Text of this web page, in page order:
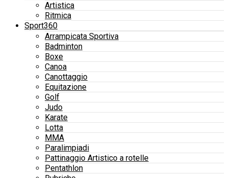
Artistica
Ritmica
Sport360
Arrampicata Sportiva
Badminton
Boxe
Canoa
Canottaggio
Equitazione
Golf
Judo
Karate
Lotta
MMA
Paralimpiadi
Pattinaggio Artistico a rotelle
Pentathlon